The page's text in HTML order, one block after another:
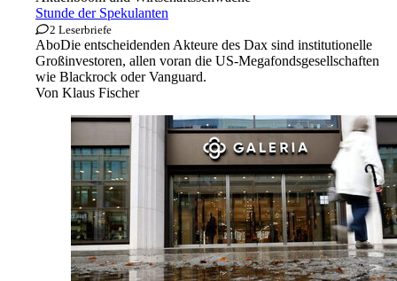
Stunde der Spekulanten
2 Leserbriefe
AboDie entscheidenden Akteure des Dax sind institutionelle
Großinvestoren, allen voran die US-Megafondsgesellschaften
wie Blackrock oder Vanguard.
Von Klaus Fischer